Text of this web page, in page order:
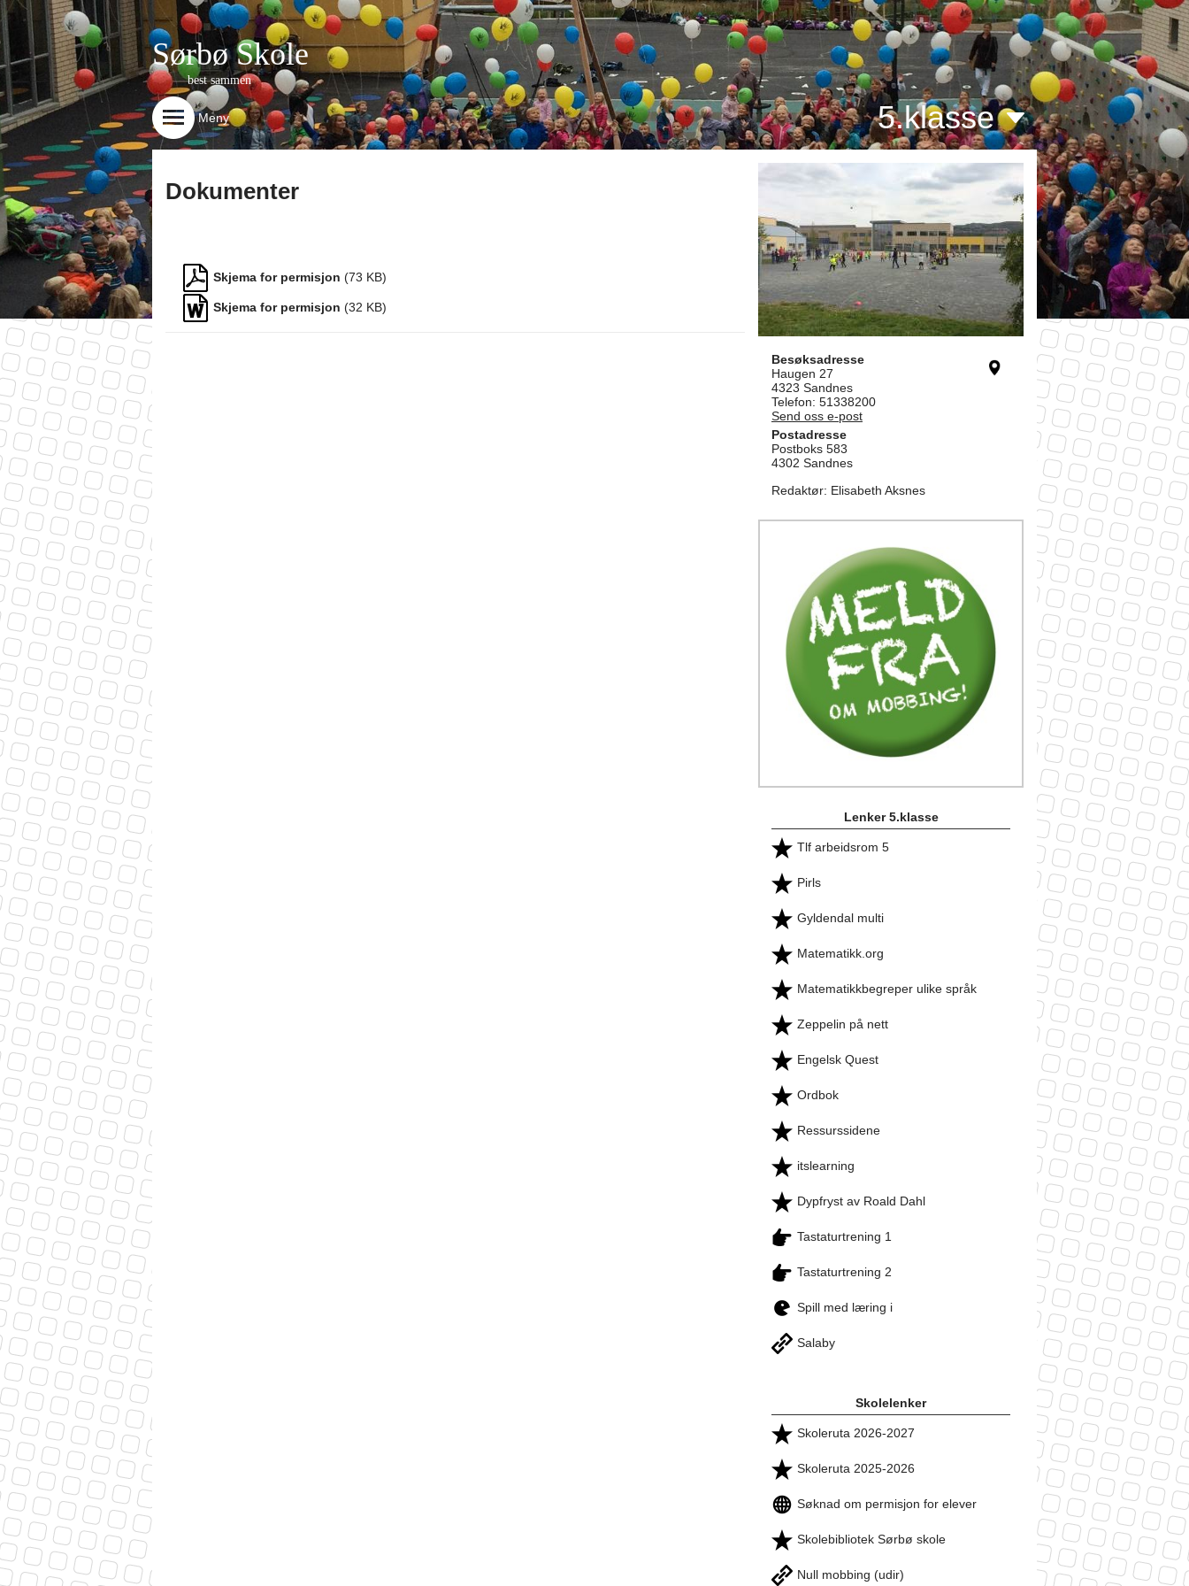
Sørbø Skole
best sammen
Meny 5.klasse
Besøksadresse
Haugen 27
4323 Sandnes
Telefon: 51338200
Send oss e-post
Postadresse
Postboks 583
4302 Sandnes
Redaktør: Elisabeth Aksnes
Lenker 5.klasse
Tlf arbeidsrom 5
Pirls
Gyldendal multi
Matematikk.org
Matematikkbegreper ulike språk
Zeppelin på nett
Engelsk Quest
Ordbok
Ressurssidene
itslearning
Dypfryst av Roald Dahl
Tastaturtrening 1
Tastaturtrening 2
Spill med læring i
Salaby
Skolelenker
Skoleruta 2026-2027
Skoleruta 2025-2026
Søknad om permisjon for elever
Skolebibliotek Sørbø skole
Null mobbing (udir)
Dokumenter
Skjema for permisjon (73 KB)
Skjema for permisjon (32 KB)